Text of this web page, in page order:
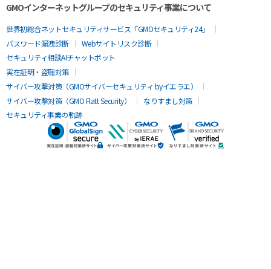
GMOインターネットグループのセキュリティ事業について
世界初総合ネットセキュリティサービス「GMOセキュリティ24」
パスワード漏洩診断
Webサイトリスク診断
セキュリティ相談AIチャットボット
実在証明・盗聴対策
サイバー攻撃対策（GMOサイバーセキュリティ byイエラエ）
サイバー攻撃対策（GMO Flatt Security）
なりすまし対策
セキュリティ事業の軌跡